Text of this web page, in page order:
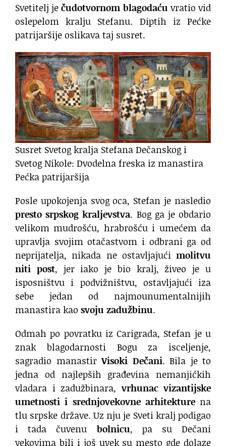
Svetitelj ječudotvornom blagodaću vratio vid
oslepelom kralju Stefanu. Diptih iz Pećke
patrijaršije oslikava taj susret.
Susret Svetog kralja Stefana Dečanskog i
Svetog Nikole: Dvodelna freska iz manastira
Pećka patrijaršija
Posle upokojenja svog oca, Stefan je nasledio
presto srpskog kraljevstva. Bog ga je obdario
velikom mudrošću, hrabrošću i umećem da
upravlja svojim otačastvom i odbrani ga od
neprijatelja, nikada ne ostavljajući molitvu
niti post, jer iako je bio kralj, živeo je u
isposništvu i podvižništvu, ostavljajući iza
sebe jedan od najmounumentalnijih
manastira kao svoju zadužbinu.
Odmah po povratku iz Carigrada, Stefan je u
znak blagodarnosti Bogu za isceljenje,
sagradio manastirVisoki Dečani. Bila je to
jedna od najlepših građevina nemanjićkih
vladara i zadužbinara,vrhunac vizantijske
umetnosti i srednjovekovne arhitekturena
tlu srpske države. Uz nju je Sveti kralj podigao
i tada čuvenu bolnicu, pa su Dečani
vekovima bili i još uvek su mesto gde dolaze